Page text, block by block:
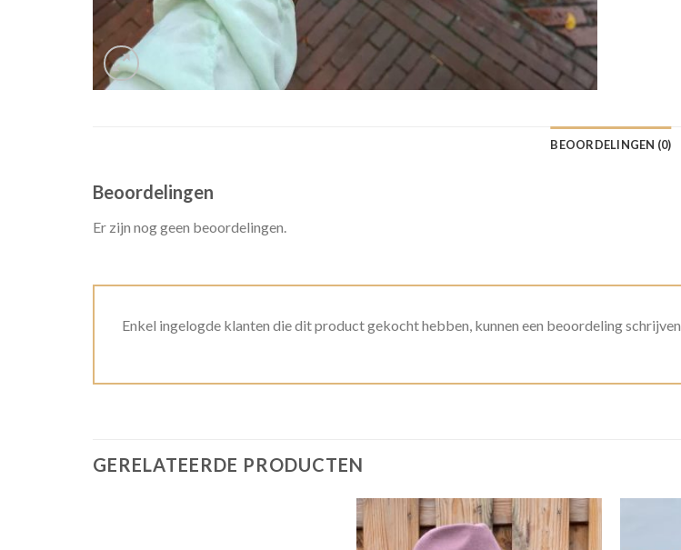
BEOORDELINGEN (0)
Beoordelingen
Er zijn nog geen beoordelingen.
Enkel ingelogde klanten die dit product gekocht hebben, kunnen een beoordeling schrijven.
GERELATEERDE PRODUCTEN